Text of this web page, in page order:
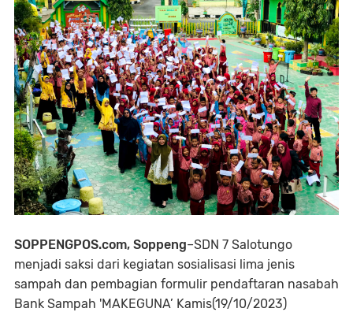
SOPPENGPOS.com, Soppeng–SDN 7 Salotungo
menjadi saksi dari kegiatan sosialisasi lima jenis
sampah dan pembagian formulir pendaftaran nasabah
Bank Sampah 'MAKEGUNA’ Kamis(19/10/2023)